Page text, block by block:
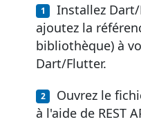
Installez
ajoutez la
bibliothèque) à
Dart/Flutter.
Ouvrez le
à l'aide de REST